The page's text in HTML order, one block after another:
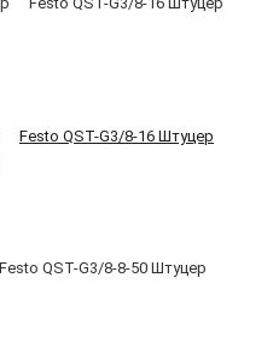
Festo QST-G3/8-16 Штуцер